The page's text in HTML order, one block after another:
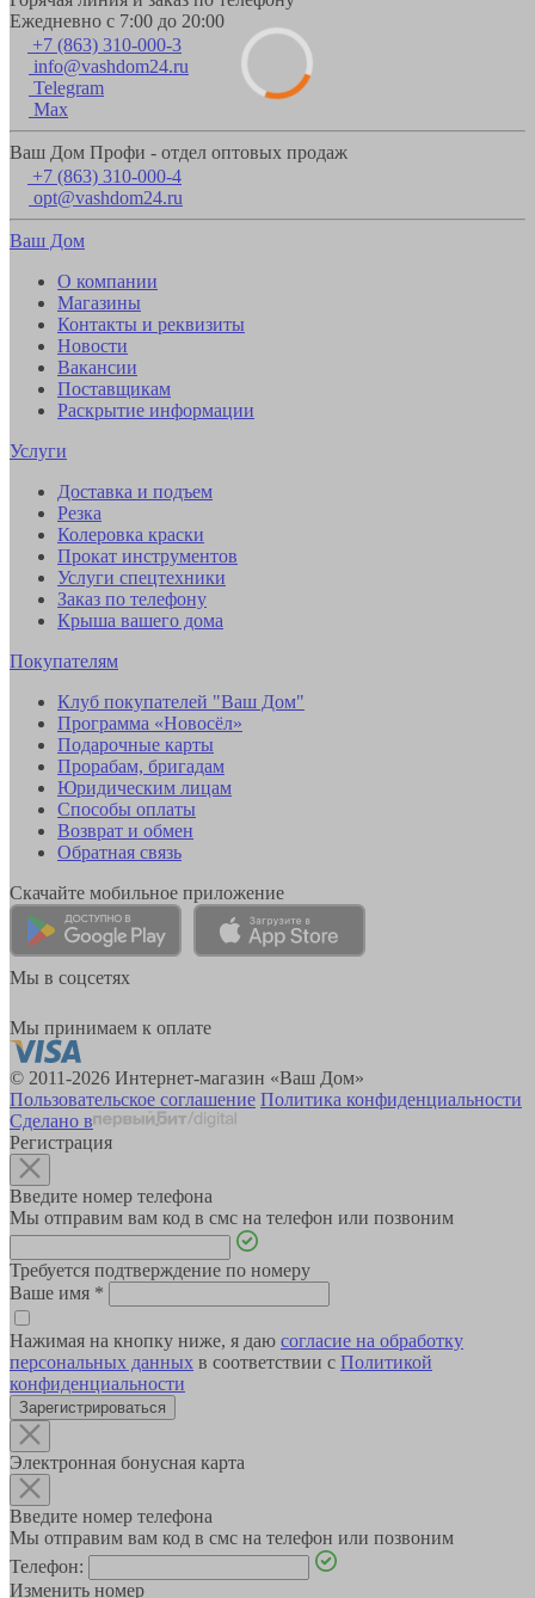
Ежедневно с 7:00 до 20:00
+7 (863) 310-000-3
info@vashdom24.ru
Telegram
Max
Ваш Дом Профи - отдел оптовых продаж
+7 (863) 310-000-4
opt@vashdom24.ru
Ваш Дом
О компании
Магазины
Контакты и реквизиты
Новости
Вакансии
Поставщикам
Раскрытие информации
Услуги
Доставка и подъем
Резка
Колеровка краски
Прокат инструментов
Услуги спецтехники
Заказ по телефону
Крыша вашего дома
Покупателям
Клуб покупателей "Ваш Дом"
Программа «Новосёл»
Подарочные карты
Прорабам, бригадам
Юридическим лицам
Способы оплаты
Возврат и обмен
Обратная связь
Скачайте мобильное приложение
Мы в соцсетях
Мы принимаем к оплате
© 2011-2026 Интернет-магазин «Ваш Дом»
Пользовательское соглашение Политика конфиденциальности
Сделано в
Регистрация
Введите номер телефона
Мы отправим вам код в смс на телефон или позвоним
Требуется подтверждение по номеру
Ваше имя *
Нажимая на кнопку ниже, я даю согласие на обработку
персональных данных в соответствии с Политикой
конфиденциальности
Зарегистрироваться
Электронная бонусная карта
Введите номер телефона
Мы отправим вам код в смс на телефон или позвоним
Телефон:
Изменить номер